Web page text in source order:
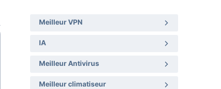
Meilleur VPN
IA
Meilleur Antivirus
Meilleur climatiseur